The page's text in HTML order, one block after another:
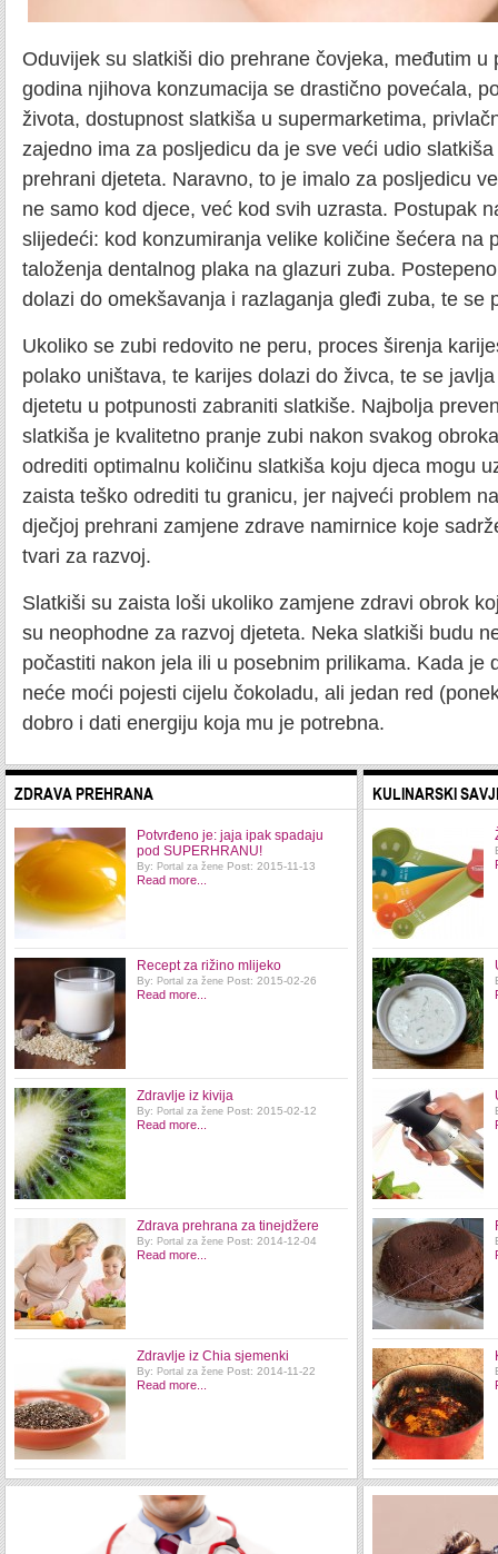
Oduvijek su slatkiši dio prehrane čovjeka, međutim u
godina njihova konzumacija se drastično povećala,
života, dostupnost slatkiša u supermarketima,
zajedno ima za posljedicu da je sve veći udio
prehrani djeteta. Naravno, to je imalo za posljedicu
ne samo kod djece, već kod svih uzrasta. Postupak
slijedeći: kod konzumiranja velike količine šećera na
taloženja dentalnog plaka na glazuri zuba.
dolazi do omekšavanja i razlaganja gleđi zuba, te se
Ukoliko se zubi redovito ne peru, proces širenja
polako uništava, te karijes dolazi do živca, te se
djetetu u potpunosti zabraniti slatkiše. Najbolja
slatkiša je kvalitetno pranje zubi nakon svakog
odrediti optimalnu količinu slatkiša koju djeca mogu
zaista teško odrediti tu granicu, jer najveći problem
dječjoj prehrani zamjene zdrave namirnice koje
tvari za razvoj.
Slatkiši su zaista loši ukoliko zamjene zdravi obrok
su neophodne za razvoj djeteta. Neka slatkiši budu
počastiti nakon jela ili u posebnim prilikama. Kada je
neće moći pojesti cijelu čokoladu, ali jedan red
dobro i dati energiju koja mu je potrebna.
ZDRAVA PREHRANA
Potvrđeno je: jaja ipak spadaju
pod SUPERHRANU!
By: Portal za žene Post: 2015-11-13
Read more...
Recept za rižino mlijeko
By: Portal za žene Post: 2015-02-26
Read more...
Zdravlje iz kivija
By: Portal za žene Post: 2015-02-12
Read more...
Zdrava prehrana za tinejdžere
By: Portal za žene Post: 2014-12-04
Read more...
Zdravlje iz Chia sjemenki
By: Portal za žene Post: 2014-11-22
Read more...
KULINARSKI